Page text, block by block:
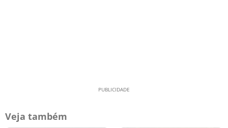
Veja também